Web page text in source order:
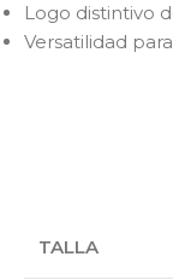
Logo distintivo
Versatilidad
TALLA